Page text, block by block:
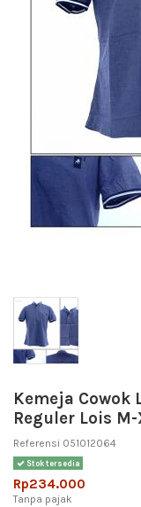
Kemeja Cowok
Reguler Lois M-
Referensi 051012064
Stok tersedia
Rp234.000
Tanpa pajak